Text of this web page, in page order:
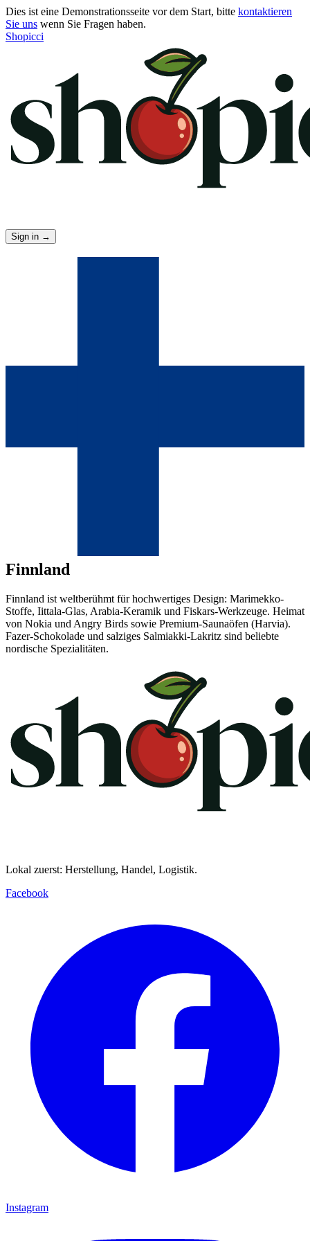
Dies ist eine Demonstrationsseite vor dem Start, bitte kontaktieren
Sie uns wenn Sie Fragen haben.
Shopicci
Sign in →
Finnland
Finnland ist weltberühmt für hochwertiges Design: Marimekko-
Stoffe, Iittala-Glas, Arabia-Keramik und Fiskars-Werkzeuge. Heimat
von Nokia und Angry Birds sowie Premium-Saunaöfen (Harvia).
Fazer-Schokolade und salziges Salmiakki-Lakritz sind beliebte
nordische Spezialitäten.
Lokal zuerst: Herstellung, Handel, Logistik.
Facebook
Instagram